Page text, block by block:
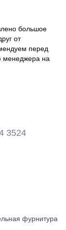
большое
от
перед
менеджера на
3524
фурнитура